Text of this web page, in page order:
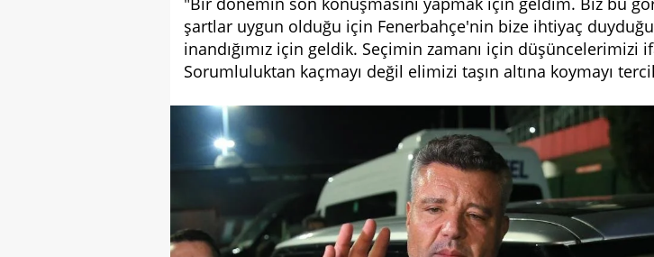
şartlar uygun olduğu için Fenerbahçe'nin bize ihtiyaç
inandığımız için geldik. Seçimin zamanı için düşüncelerimizi
Sorumluluktan kaçmayı değil elimizi taşın altına koymayı